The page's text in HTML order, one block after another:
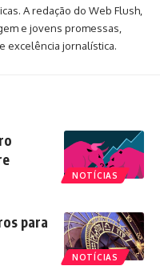
A redação do Web Flush,
e jovens promessas,
excelência jornalística.
NOTÍCIAS
NOTÍCIAS
para